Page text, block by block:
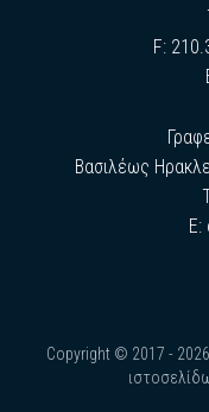
F:
Βασιλέως
E:
Copyright © 2017 -